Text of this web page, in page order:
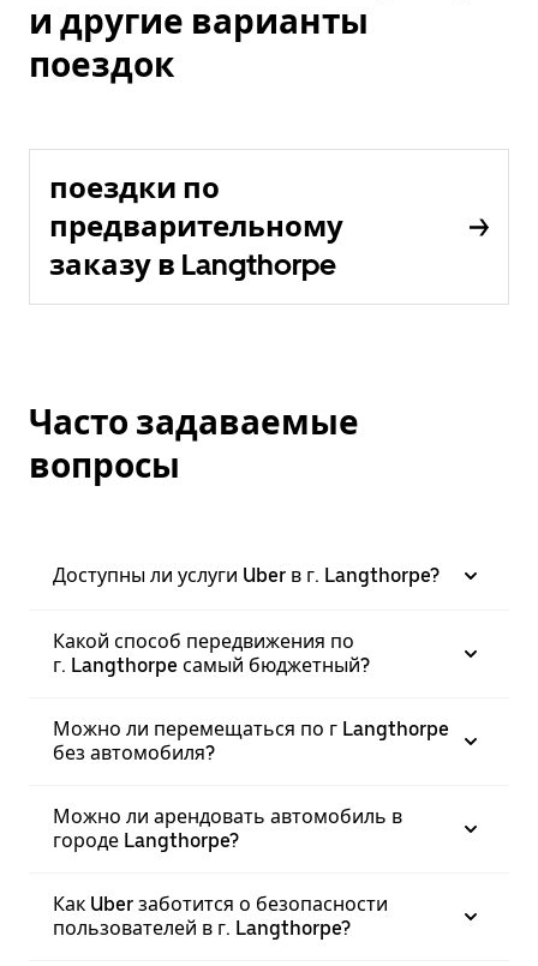
и другие варианты
поездок
поездки по
предварительному
заказу в Langthorpe
Часто задаваемые
вопросы
Доступны ли услуги Uber в г. Langthorpe?
Какой способ передвижения по
г. Langthorpe самый бюджетный?
Можно ли перемещаться по г Langthorpe
без автомобиля?
Можно ли арендовать автомобиль в
городе Langthorpe?
Как Uber заботится о безопасности
пользователей в г. Langthorpe?